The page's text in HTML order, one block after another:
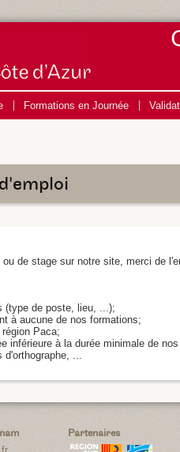
Formations en Journée
ou de stage sur notre site, merci de
(type de poste, lieu, ...);
à aucune de nos formations;
Paca;
inférieure à la durée minimale de
d'orthographe, ...
Partenaires